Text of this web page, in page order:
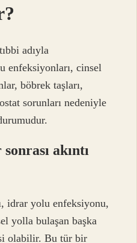
adıyla
enfeksiyonları, cinsel
böbrek taşları,
sorunları nedeniyle
akıntı
idrar yolu enfeksiyonu,
yolla bulaşan başka
olabilir. Bu tür bir